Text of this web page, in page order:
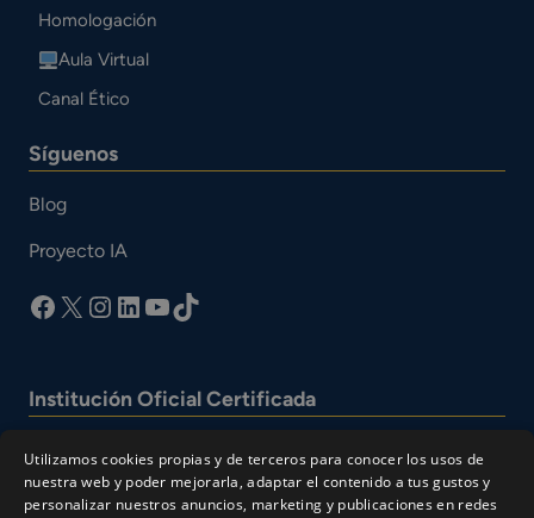
Homologación
Aula Virtual
Canal Ético
Síguenos
Blog
Proyecto IA
facebook
X Instagram
LinkedIn
YouTube
TikTok
Institución Oficial Certificada
Utilizamos cookies propias y de terceros para conocer los usos de
nuestra web y poder mejorarla, adaptar el contenido a tus gustos y
personalizar nuestros anuncios, marketing y publicaciones en redes